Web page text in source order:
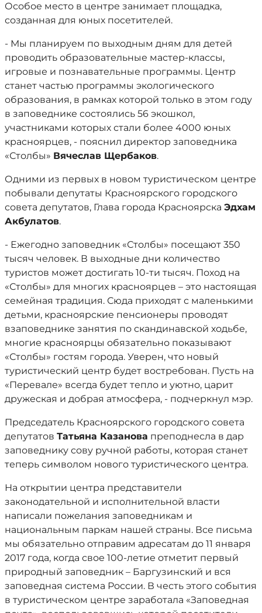
Особое место в центре занимает площадка,
созданная для юных посетителей.
- Мы планируем по выходным дням для детей
проводить образовательные мастер-классы,
игровые и познавательные программы. Центр
станет частью программы экологического
образования, в рамках которой только в этом году
в заповеднике состоялись 56 экошкол,
участниками которых стали более 4000 юных
красноярцев, - пояснил директор заповедника
«Столбы» Вячеслав Щербаков.
Одними из первых в новом туристическом центре
побывали депутаты Красноярского городского
совета депутатов, Глава города Красноярска Эдхам
Акбулатов.
- Ежегодно заповедник «Столбы» посещают 350
тысяч человек. В выходные дни количество
туристов может достигать 10-ти тысяч. Поход на
«Столбы» для многих красноярцев – это настоящая
семейная традиция. Сюда приходят с маленькими
детьми, красноярские пенсионеры проводят
взаповеднике занятия по скандинавской ходьбе,
многие красноярцы обязательно показывают
«Столбы» гостям города. Уверен, что новый
туристический центр будет востребован. Пусть на
«Перевале» всегда будет тепло и уютно, царит
дружеская и добрая атмосфера, - подчеркнул мэр.
Председатель Красноярского городского совета
депутатов Татьяна Казанова преподнесла в дар
заповеднику сову ручной работы, которая станет
теперь символом нового туристического центра.
На открытии центра представители
законодательной и исполнительной власти
написали пожелания заповедникам и
национальным паркам нашей страны. Все письма
мы обязательно отправим адресатам до 11 января
2017 года, когда свое 100-летие отметит первый
природный заповедник – Баргузинский и вся
заповедная система России. В честь этого события
в туристическом центре заработала «Заповедная